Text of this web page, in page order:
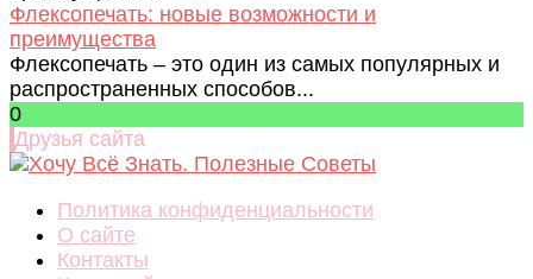
Флексопечать: новые возможности и
преимущества
Флексопечать – это один из самых популярных и
распространенных способов...
0
Друзья сайта
Политика конфиденциальности
О сайте
Контакты